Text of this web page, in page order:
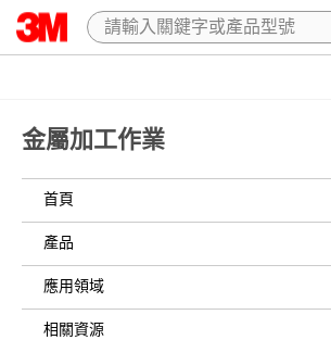
金屬加工作業
首頁
產品
應用領域
相關資源